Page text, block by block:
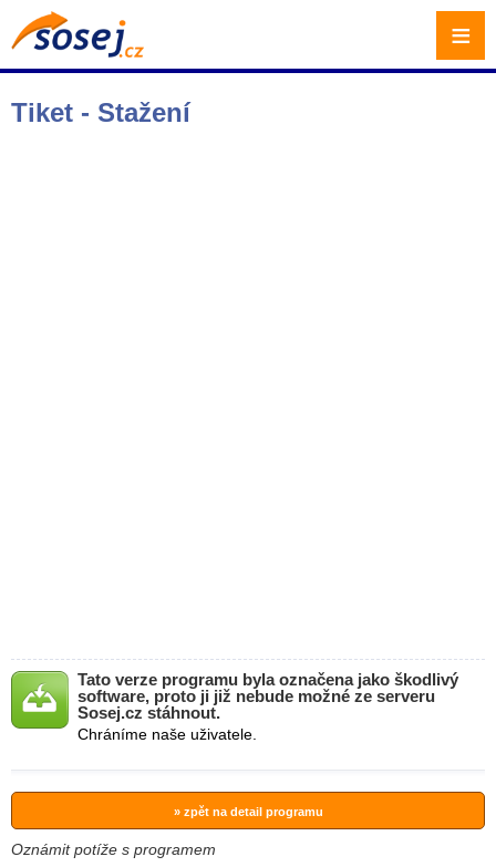
Tiket - Stažení
Tato verze programu byla označena jako škodlivý
software, proto ji již nebude možné ze serveru
Sosej.cz stáhnout.
Chráníme naše uživatele.
» zpět na detail programu
Oznámit potíže s programem
≡